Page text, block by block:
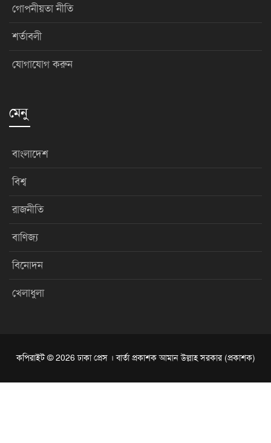
গোপনীয়তা নীতি
শর্তাবলী
যোগাযোগ করুন
মেনু
বাংলাদেশ
বিশ্ব
রাজনীতি
বাণিজ্য
বিনোদন
খেলাধুলা
কপিরাইট © 2026 ঢাকা প্রেস । বার্তা প্রকাশক আমান উল্লাহ সরকার (প্রকাশক)